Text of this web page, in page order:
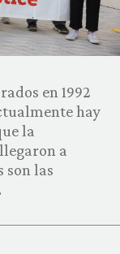
en 1992
hay
la
a
son las